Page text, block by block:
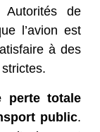
de
l’avion est
à des
perte totale
public.